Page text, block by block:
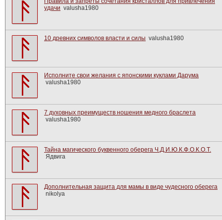
удачи valusha1980
10 древних символов власти и силы valusha1980
Исполните свои желания с японскими куклами Дарума
valusha1980
7 духовных преимуществ ношения медного браслета
valusha1980
Тайна магического буквенного оберега Ч.Д.И.Ю.К.Ф.О.К.О.Т.
Ядвига
Дополнительная защита для мамы в виде чудесного оберега
nikolya